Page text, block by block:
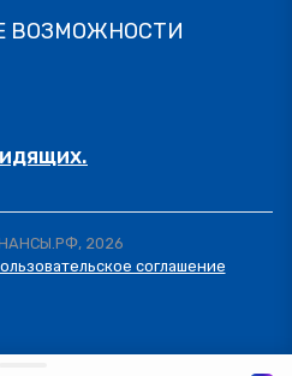
ВОЗМОЖНОСТИ
2026
соглашение